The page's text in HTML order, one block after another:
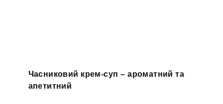
Часниковий крем-суп – ароматний та
апетитний